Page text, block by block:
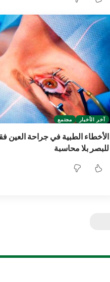
آخر الأخبار مجتمع
الأخطاء الطبية في جراحة العين
للبصر بلا محاسبة